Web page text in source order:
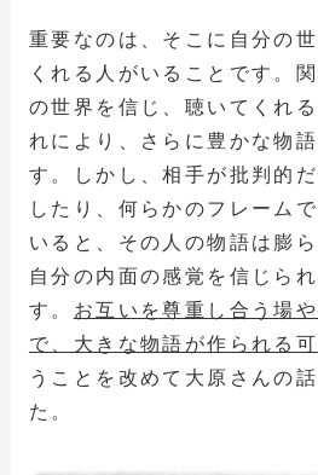
重要なのは、そこに自分の
くれる人がいることです。
の世界を信じ、聴いてくれ
れにより、さらに豊かな物
す。しかし、相手が批判的
したり、何らかのフレーム
いると、その人の物語は膨
自分の内面の感覚を信じら
す。 お互いを尊重し合う場
で、大きな物語が作られる
うことを改めて大原さんの
た。